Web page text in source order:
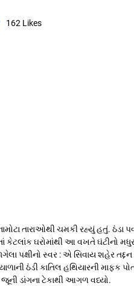
162 Likes
તારાઓથી ચમકી રહ્યું હતું. ઠંડા
ઘરોમાંથી આ વખતે ઘંટીનો
સ્વર : એ સિવાય શહેર તદ્દન
ઠંડી કાતિલ હથિયારની માફક
ડાંગના ટેકાથી આગળ વધ્યો.